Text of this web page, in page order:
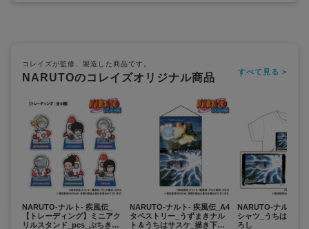
コレイズが監修、製造した商品です。
NARUTOのコレイズオリジナル商品 すべて見る >
NARUTO-ナルト- 疾風伝_
【トレーディング】ミニアク
リルスタンド_pcs_ぷちきゅ
NARUTO-ナルト- 疾風伝_A4
タペストリー_うずまきナル
ト＆うちはサスケ_描き下ろ
NARUTO-ナルト-
シャツ_うちはサス
ろし